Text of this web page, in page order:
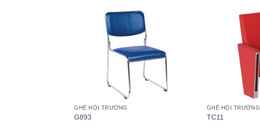
GHẾ HỘI TRƯỜNG
G893
GHẾ HỘI TRƯỜNG
TC11